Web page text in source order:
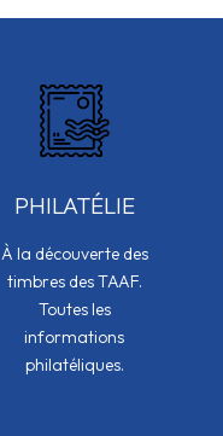
PHILATÉLIE
À la découverte des
timbres des TAAF.
Toutes les
informations
philatéliques.